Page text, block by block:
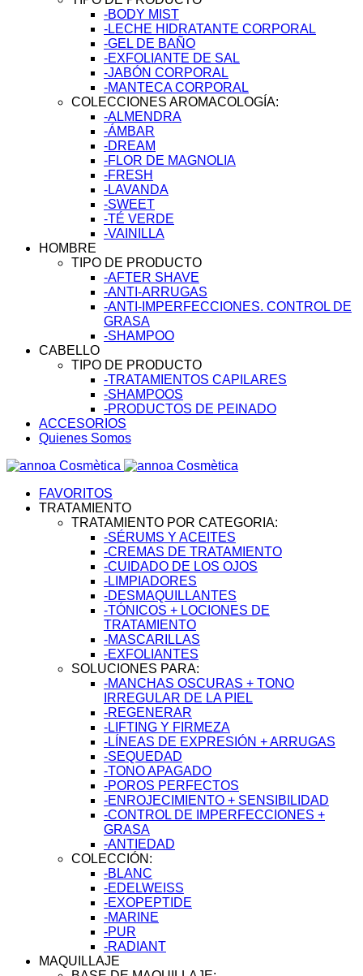
-BODY MIST
-LECHE HIDRATANTE CORPORAL
-GEL DE BAÑO
-EXFOLIANTE DE SAL
-JABÓN CORPORAL
-MANTECA CORPORAL
COLECCIONES AROMACOLOGÍA:
-ALMENDRA
-ÁMBAR
-DREAM
-FLOR DE MAGNOLIA
-FRESH
-LAVANDA
-SWEET
-TÉ VERDE
-VAINILLA
HOMBRE
TIPO DE PRODUCTO
-AFTER SHAVE
-ANTI-ARRUGAS
-ANTI-IMPERFECCIONES. CONTROL DE
GRASA
-SHAMPOO
CABELLO
TIPO DE PRODUCTO
-TRATAMIENTOS CAPILARES
-SHAMPOOS
-PRODUCTOS DE PEINADO
ACCESORIOS
Quienes Somos
FAVORITOS
TRATAMIENTO
TRATAMIENTO POR CATEGORIA:
-SÉRUMS Y ACEITES
-CREMAS DE TRATAMIENTO
-CUIDADO DE LOS OJOS
-LIMPIADORES
-DESMAQUILLANTES
-TÓNICOS + LOCIONES DE
TRATAMIENTO
-MASCARILLAS
-EXFOLIANTES
SOLUCIONES PARA:
-MANCHAS OSCURAS + TONO
IRREGULAR DE LA PIEL
-REGENERAR
-LIFTING Y FIRMEZA
-LÍNEAS DE EXPRESIÓN + ARRUGAS
-SEQUEDAD
-TONO APAGADO
-POROS PERFECTOS
-ENROJECIMIENTO + SENSIBILIDAD
-CONTROL DE IMPERFECCIONES +
GRASA
-ANTIEDAD
COLECCIÓN:
-BLANC
-EDELWEISS
-EXOPEPTIDE
-MARINE
-PUR
-RADIANT
MAQUILLAJE